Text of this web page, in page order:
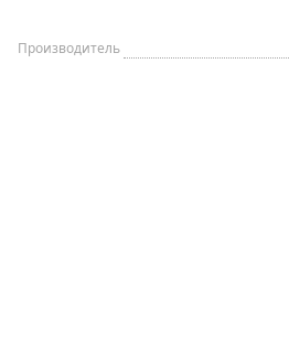
Производитель